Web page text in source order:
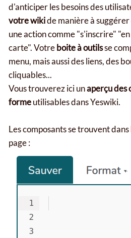
d'anticiper les besoins des
votre wikide manière à
une action comme "s'inscrire"
carte". Votreboite à outilsse
menu, mais aussi des liens, des
cliquables...
Vous trouverez ici unaperçu des
formeutilisables dans Yeswiki.
Les composants se trouvent
page :